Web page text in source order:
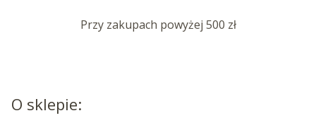
Przy zakupach powyżej 500 zł
O sklepie: